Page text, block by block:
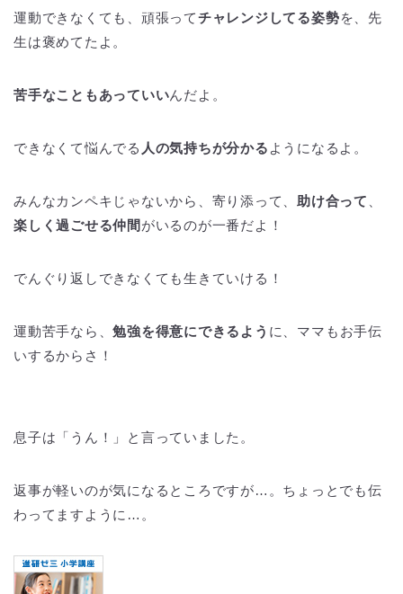
運動できなくても、頑張ってチャレンジしてる姿勢を、先
生は褒めてたよ。
苦手なこともあっていいんだよ。
できなくて悩んでる 人の気持ちが分かる ようになるよ。
みんなカンペキじゃないから、寄り添って、助け合って
楽しく過ごせる仲間 がいるのが一番だよ！
でんぐり返しできなくても生きていける！
運動苦手なら、勉強を得意にできるよう に、ママもお手伝
いするからさ！
息子は「うん！」と言っていました。
返事が軽いのが気になるところですが…。ちょっとでも伝
わってますように…。